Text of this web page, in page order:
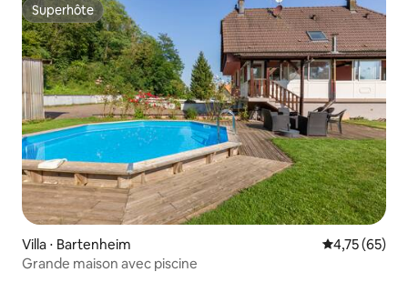
Superhôte
Superhôte
Villa ⋅ Bartenheim Évaluation
4,75 (65)
Grande maison avec piscine